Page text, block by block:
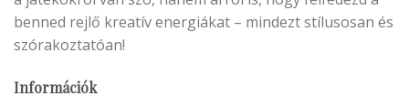
benned rejlő kreatív energiákat – mindezt stílusosan és
szórakoztatóan!
Információk